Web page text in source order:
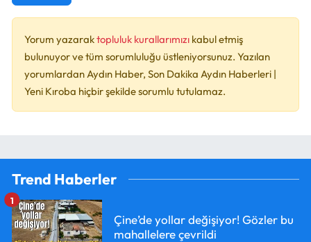
Yorum yazaraktopluluk kurallarımızı kabul etmiş
bulunuyor ve tüm sorumluluğu üstleniyorsunuz. Yazılan
yorumlardan Aydın Haber, Son Dakika Aydın Haberleri |
Yeni Kıroba hiçbir şekilde sorumlu tutulamaz.
Trend Haberler
Çine’de yollar değişiyor! Gözler bu
mahallelere çevrildi
1